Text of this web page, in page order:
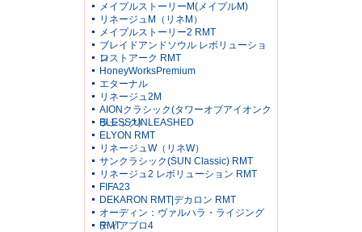
メイプルストーリーM(メイプルM)
リネージュM（リネM）
メイプルストーリー2 RMT
ブレイドアンドソウル レボリューショ
ン
ロストアーク RMT
HoneyWorksPremium
エターナル
リネージュ2M
AIONクラシック(タワーオブアイオンク
ラシック)
BLESS UNLEASHED
ELYON RMT
リネージュW（リネW）
サンクラシック(SUN Classic) RMT
リネージュ2 レボリューション RMT
FIFA23
DEKARON RMT|デカロン RMT
オーディン：ヴァルハラ・ライジング
RMT
ディアブロ4